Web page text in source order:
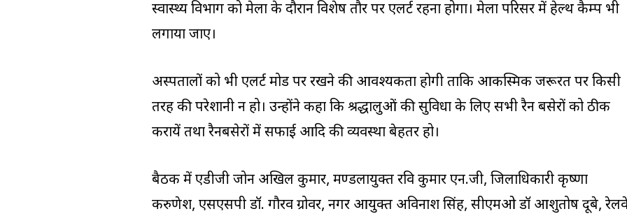
स्वास्थ्य विभाग को मेला के दौरान विशेष तौर पर एलर्ट रहना होगा। मेला परिसर में हेल्थ कैम्प भी
लगाया जाए।
अस्पतालों को भी एलर्ट मोड पर रखने की आवश्यकता होगी ताकि आकस्मिक जरूरत पर किसी
तरह की परेशानी न हो। उन्होंने कहा कि श्रद्धालुओं की सुविधा के लिए सभी रैन बसेरों को ठीक
करायें तथा रैनबसेरों में सफाई आदि की व्यवस्था बेहतर हो।
बैठक में एडीजी जोन अखिल कुमार, मण्डलायुक्त रवि कुमार एन.जी, जिलाधिकारी कृष्णा
करुणेश, एसएसपी डॉ. गौरव ग्रोवर, नगर आयुक्त अविनाश सिंह, सीएमओ डॉ आशुतोष दूबे,